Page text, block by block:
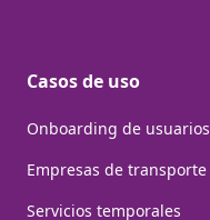
Casos de uso
Onboarding de usuarios
Empresas de transporte
Servicios temporales